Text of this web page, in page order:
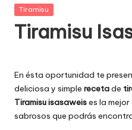
Publicada
Tiramisu
Tiramisu
En ésta oportunidad te
deliciosa y simple recetade
Tiramisu isasaweises la
sabrosos que podrás